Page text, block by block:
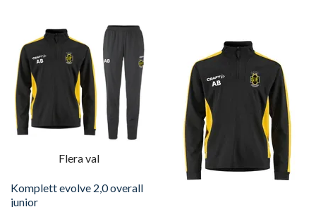
Flera val
Komplett evolve 2,0 overall
junior